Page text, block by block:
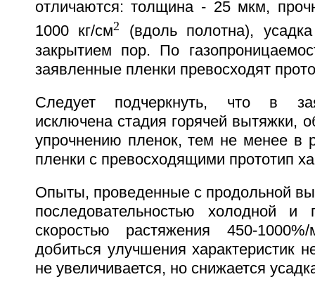
отличаются: толщина - 25 мкм,
1000 кг/см2
(вдоль полотна),
закрытием пор. По
заявленные пленки превосходят
Следует подчеркнуть, что в
исключена стадия горячей вытяжки,
упрочнению пленок, тем не менее в
пленки с превосходящими прототип
Опыты, проведенные с продольной
последовательностью холодной и
скоростью растяжения 450-
добиться улучшения характеристик
не увеличивается, но снижается